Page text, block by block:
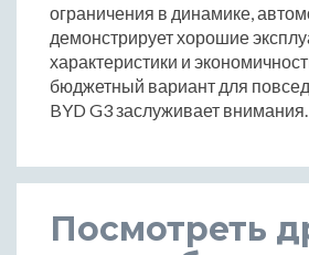
ограничения в динамике,
демонстрирует хорошие
характеристики и
бюджетный вариант для
BYD G3 заслуживает внимания.
Посмотреть